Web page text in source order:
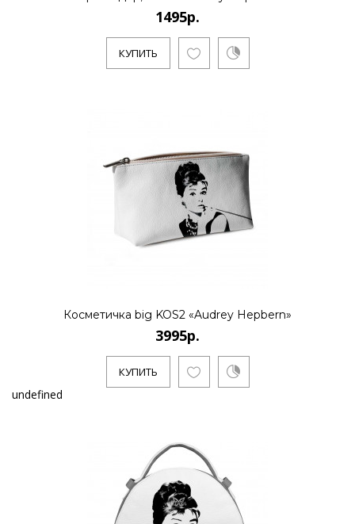
1495р.
КУПИТЬ
Косметичка big KOS2 «Audrey Hepbern»
3995р.
КУПИТЬ
undefined